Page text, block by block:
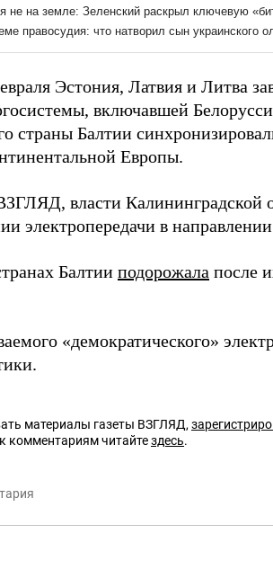
Эстония, Латвия и Литва
включавшей
страны Балтии
Европы.
власти Калининградской
электропередачи в
Балтии подорожала после
«демократического»
материалы газеты ВЗГЛЯД,
комментариям читайтездесь.